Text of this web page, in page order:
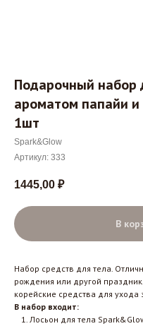
Подарочный набор
ароматом папайи и
1шт
Spark&Glow
Артикул: 333
1445,00 ₽
В
Набор средств для тела.
рождения или другой
корейские средства для ухода
В набор входит:
Лосьон для тела